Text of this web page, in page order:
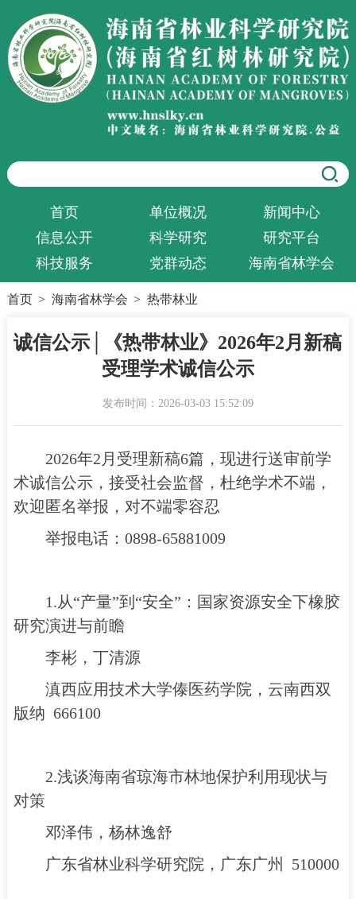
首页 单位概况
新闻中心
信息公开
科学研究
研究平台
科技服务
党群动态 海南省林学会
首页 > 海南省林学会 > 热带林业
诚信公示│《热带林业》2026年2月新稿
受理学术诚信公示
发布时间：2026-03-03 15:52:09
2026年2月受理新稿6篇，现进行送审前学
术诚信公示，接受社会监督，杜绝学术不端，
欢迎匿名举报，对不端零容忍
举报电话：0898-65881009
1.从“产量”到“安全”：国家资源安全下橡胶
研究演进与前瞻
李彬，丁清源
滇西应用技术大学傣医药学院，云南西双
版纳 666100
2.浅谈海南省琼海市林地保护利用现状与
对策
邓泽伟，杨林逸舒
广东省林业科学研究院，广东广州 510000